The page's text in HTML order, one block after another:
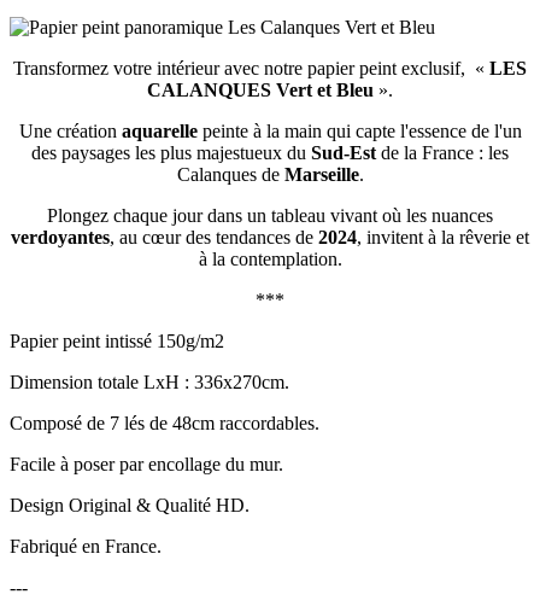
Transformez votre intérieur avec notre papier peint exclusif, « LES
CALANQUES Vert et Bleu ».
Une création aquarellepeinte à la main qui capte l'essence de l'un
des paysages les plus majestueux du Sud-Est de la France : les
Calanques de Marseille.
Plongez chaque jour dans un tableau vivant où les nuances
verdoyantes, au cœur des tendances de 2024, invitent à la rêverie et
à la contemplation.
***
Papier peint intissé 150g/m2
Dimension totale LxH : 336x270cm.
Composé de 7 lés de 48cm raccordables.
Facile à poser par encollage du mur.
Design Original & Qualité HD.
Fabriqué en France.
---